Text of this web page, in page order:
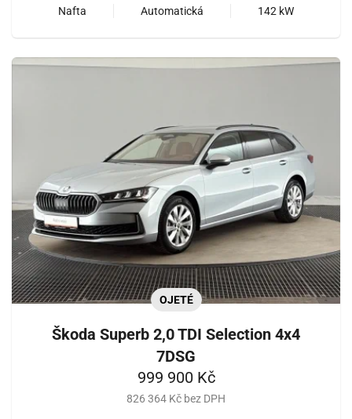
Nafta Automatická 142 kW
OJETÉ
Škoda Superb 2,0 TDI Selection 4x4
7DSG
999 900 Kč
826 364 Kč bez DPH